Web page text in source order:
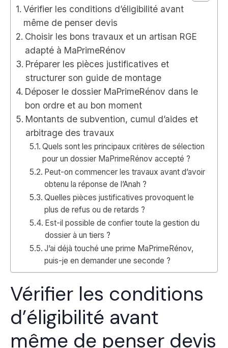
Vérifier les conditions d’éligibilité avant
même de penser devis
Choisir les bons travaux et un artisan RGE
adapté à MaPrimeRénov
Préparer les pièces justificatives et
structurer son guide de montage
Déposer le dossier MaPrimeRénov dans le
bon ordre et au bon moment
Montants de subvention, cumul d’aides et
arbitrage des travaux
Quels sont les principaux critères de sélection
pour un dossier MaPrimeRénov accepté ?
Peut-on commencer les travaux avant d’avoir
obtenu la réponse de l’Anah ?
Quelles pièces justificatives provoquent le
plus de refus ou de retards ?
Est-il possible de confier toute la gestion du
dossier à un tiers ?
J’ai déjà touché une prime MaPrimeRénov,
puis-je en demander une seconde ?
Vérifier les conditions
d’éligibilité avant
même de penser devis